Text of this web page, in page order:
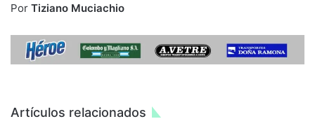
Por Tiziano Muciachio
Artículos relacionados